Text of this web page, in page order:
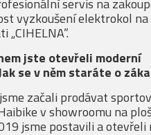
vyzkoušení elektrokol na
jste otevřeli moderní
se v něm staráte o
začali prodávat
v showroomu na
jsme postavili a otevřeli